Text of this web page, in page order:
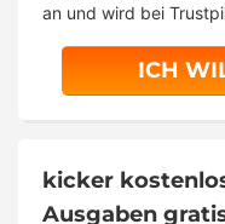
an und wird bei
ICH
kicker
Ausgaben